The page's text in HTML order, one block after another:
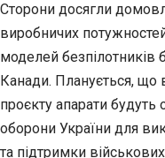
Сторони досягли
виробничих
моделей безпілотників
Канади. Планується, що
проєкту апарати
оборони України для
та підтримки